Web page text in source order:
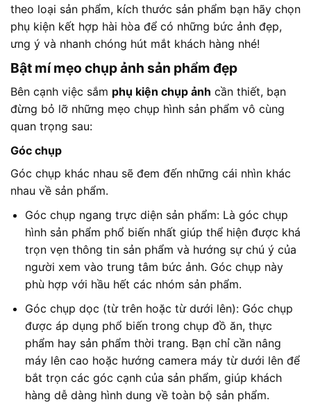
theo loại sản phẩm, kích thước sản phẩm bạn hãy chọn
phụ kiện kết hợp hài hòa để có những bức ảnh đẹp,
ưng ý và nhanh chóng hút mắt khách hàng nhé!
Bật mí mẹo chụp ảnh sản phẩm đẹp
Bên cạnh việc sắm phụ kiện chụp ảnh cần thiết, bạn
đừng bỏ lỡ những mẹo chụp hình sản phẩm vô cùng
quan trọng sau:
Góc chụp
Góc chụp khác nhau sẽ đem đến những cái nhìn khác
nhau về sản phẩm.
Góc chụp ngang trực diện sản phẩm: Là góc chụp
hình sản phẩm phổ biến nhất giúp thể hiện được khá
trọn vẹn thông tin sản phẩm và hướng sự chú ý của
người xem vào trung tâm bức ảnh. Góc chụp này
phù hợp với hầu hết các nhóm sản phẩm.
Góc chụp dọc (từ trên hoặc từ dưới lên): Góc chụp
được áp dụng phổ biến trong chụp đồ ăn, thực
phẩm hay sản phẩm thời trang. Bạn chỉ cần nâng
máy lên cao hoặc hướng camera máy từ dưới lên để
bắt trọn các góc cạnh của sản phẩm, giúp khách
hàng dễ dàng hình dung về toàn bộ sản phẩm.